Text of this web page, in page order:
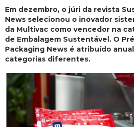
Em dezembro, o júri da revista
News selecionou o inovador
da Multivac como vencedor na
de Embalagem Sustentável. O
Packaging News é atribuído
categorias diferentes.